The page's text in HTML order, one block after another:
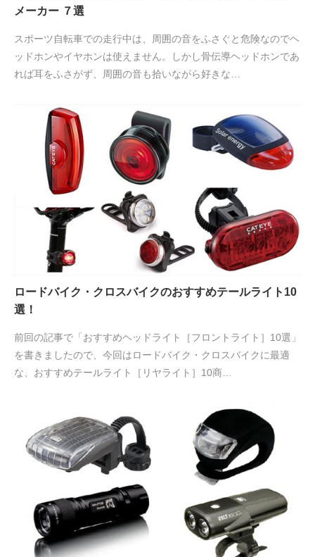
メーカー ７選
スポーツ自転車での走行中は、周囲の音をふさぐと危険なのでヘ
ッドホンやイヤホンは使えません。しかし骨伝導ヘッドホンであ
れば耳をふさがず、周囲の音も拾いながら好きな…
ロードバイク・クロスバイクのおすすめテールライト10
選！
前回の記事で「おすすめヘッドライト［フロントライト］10選」
を書きましたので、今回はロードバイク・クロスバイクに最適
な、おすすめテールライト［リヤライト］10商…